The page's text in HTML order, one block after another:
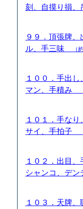
刻、自摸り損
９９．頂張牌
ル、手三味
（
１００．手出
マン、手積み
１０１．手な
サイ、手拍子
１０２．出目
シャンコ、デ
１０３．天牌